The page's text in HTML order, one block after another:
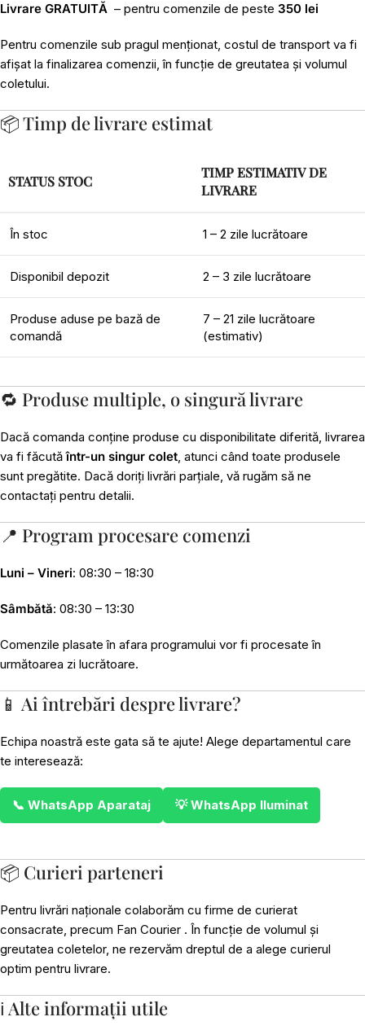
Livrare GRATUITĂ – pentru comenzile de peste 350 lei
Pentru comenzile sub pragul menționat, costul de transport va fi
afișat la finalizarea comenzii, în funcție de greutatea și volumul
coletului.
📦 Timp de livrare estimat
STATUS STOC
TIMP ESTIMATIV DE
LIVRARE
În stoc 1 – 2 zile lucrătoare
Disponibil depozit 2 – 3 zile lucrătoare
Produse aduse pe bază de
comandă
7 – 21 zile lucrătoare
(estimativ)
🔁 Produse multiple, o singură livrare
Dacă comanda conține produse cu disponibilitate diferită, livrarea
va fi făcutăîntr-un singur colet, atunci când toate produsele
sunt pregătite. Dacă doriți livrări parțiale, vă rugăm să ne
contactați pentru detalii.
📍 Program procesare comenzi
Luni – Vineri: 08:30 – 18:30
Sâmbătă: 08:30 – 13:30
Comenzile plasate în afara programului vor fi procesate în
următoarea zi lucrătoare.
📱 Ai întrebări despre livrare?
Echipa noastră este gata să te ajute! Alege departamentul care
te interesează:
📞 WhatsApp Aparataj 💡 WhatsApp Iluminat
📦 Curieri parteneri
Pentru livrări naționale colaborăm cu firme de curierat
consacrate, precum Fan Courier . În funcție de volumul și
greutatea coletelor, ne rezervăm dreptul de a alege curierul
optim pentru livrare.
ℹ️ Alte informații utile